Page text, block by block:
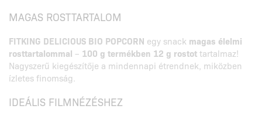
MAGAS ROSTTARTALOM
FITKING DELICIOUS BIO POPCORN egy snack magas élelmi
rosttartalommal – 100 g termékben 12 g rostottartalmaz!
Nagyszerű kiegészítője a mindennapi étrendnek, miközben
ízletes finomság.
IDEÁLIS FILMNÉZÉSHEZ